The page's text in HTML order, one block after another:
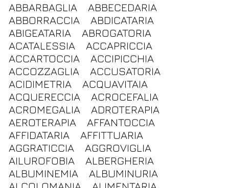
ABBARBAGLIA
ABBECEDARIA
ABBORRACCIA
ABDICATARIA
ABIGEATARIA
ABROGATORIA
ACATALESSIA
ACCAPRICCIA
ACCARTOCCIA
ACCIPICCHIA
ACCOZZAGLIA
ACCUSATORIA
ACIDIMETRIA
ACQUAVITAIA
ACQUERECCIA
ACROCEFALIA
ACROMEGALIA
ADROTERAPIA
AEROTERAPIA
AFFANTOCCIA
AFFIDATARIA
AFFITTUARIA
AGGRATICCIA
AGGROVIGLIA
AILUROFOBIA
ALBERGHERIA
ALBUMINEMIA
ALBUMINURIA